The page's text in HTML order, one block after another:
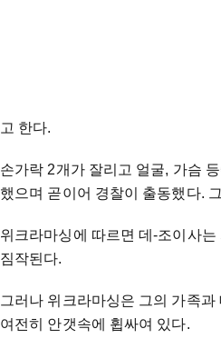
고 한다.
손가락 2개가 잘리고 얼굴, 가슴
했으며 곧이어 경찰이 출동했다.
위크라마싱에 따르면 데-조이사
짐작된다.
그러나 위크라마싱은 그의 가족
여전히 안갯속에 휩싸여 있다.